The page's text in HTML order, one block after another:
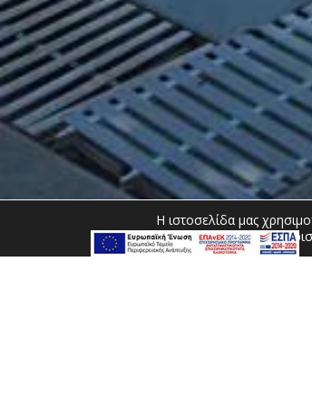
Η ιστοσελίδα μας
Μπορείτε να μάθετε